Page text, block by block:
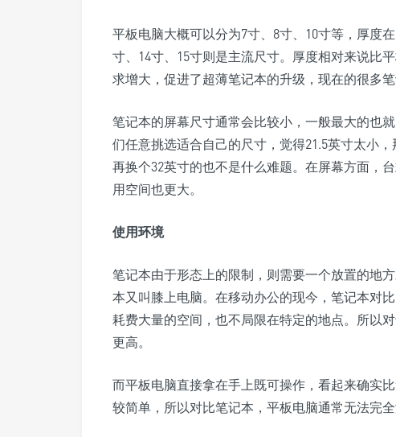
平板电脑大概可以分为7寸、8寸、10寸等，厚度
寸、14寸、15寸则是主流尺寸。厚度相对来说比
求增大，促进了超薄笔记本的升级，现在的很多
笔记本的屏幕尺寸通常会比较小，一般最大的也
们任意挑选适合自己的尺寸，觉得21.5英寸太小
再换个32英寸的也不是什么难题。在屏幕方面，
用空间也更大。
使用环境
笔记本由于形态上的限制，则需要一个放置的地
本又叫膝上电脑。在移动办公的现今，笔记本对
耗费大量的空间，也不局限在特定的地点。所以
更高。
而平板电脑直接拿在手上既可操作，看起来确实
较简单，所以对比笔记本，平板电脑通常无法完